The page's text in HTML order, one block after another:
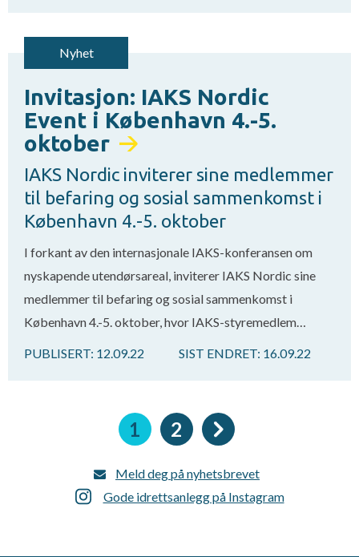
Nyhet
Invitasjon: IAKS Nordic
Event i København 4.-5.
oktober
IAKS Nordic inviterer sine medlemmer
til befaring og sosial sammenkomst i
København 4.-5. oktober
I forkant av den internasjonale IAKS-konferansen om
nyskapende utendørsareal, inviterer IAKS Nordic sine
medlemmer til befaring og sosial sammenkomst i
København 4.-5. oktober, hvor IAKS-styremedlem…
PUBLISERT: 12.09.22 SIST ENDRET: 16.09.22
Nåværende
1 Side
2
Meld deg på nyhetsbrevet
Gode idrettsanlegg på Instagram